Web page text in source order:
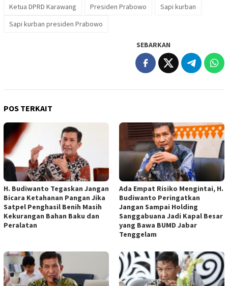
Ketua DPRD Karawang Presiden Prabowo
Sapi kurban
Sapi kurban presiden Prabowo
SEBARKAN
POS TERKAIT
H. Budiwanto Tegaskan Jangan
Bicara Ketahanan Pangan Jika
Satpel Penghasil Benih Masih
Kekurangan Bahan Baku dan
Peralatan
Ada Empat Risiko Mengintai, H.
Budiwanto Peringatkan
Jangan Sampai Holding
Sanggabuana Jadi Kapal Besar
yang Bawa BUMD Jabar
Tenggelam